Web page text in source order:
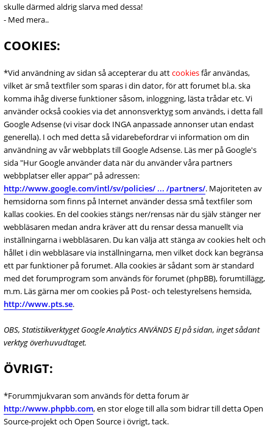
skulle därmed aldrig slarva med dessa!
- Med mera..
COOKIES:
*Vid användning av sidan så accepterar du attcookiesfår användas,
vilket är små textfiler som sparas i din dator, för att forumet bl.a. ska
komma ihåg diverse funktioner såsom, inloggning, lästa trådar etc. Vi
använder också cookies via det annonsverktyg som används, i detta fall
Google Adsense (vi visar dock INGA anpassade annonser utan endast
generella). I och med detta så vidarebefordrar vi information om din
användning av vår webbplats till Google Adsense. Läs mer på Google's
sida "Hur Google använder data när du använder våra partners
webbplatser eller appar" på adressen:
http://www.google.com/intl/sv/policies/ ... /partners/. Majoriteten av
hemsidorna som finns på Internet använder dessa små textfiler som
kallas cookies. En del cookies stängs ner/rensas när du själv stänger ner
webbläsaren medan andra kräver att du rensar dessa manuellt via
inställningarna i webbläsaren. Du kan välja att stänga av cookies helt och
hållet i din webbläsare via inställningarna, men vilket dock kan begränsa
ett par funktioner på forumet. Alla cookies är sådant som är standard
med det forumprogram som används för forumet (phpBB), forumtillägg,
m.m. Läs gärna mer om cookies på Post- och telestyrelsens hemsida,
http://www.pts.se.
OBS, Statistikverktyget Google Analytics ANVÄNDS EJ på sidan, inget sådant
verktyg överhuvudtaget.
ÖVRIGT:
*Forummjukvaran som används för detta forum är
http://www.phpbb.com, en stor eloge till alla som bidrar till detta Open
Source-projekt och Open Source i övrigt, tack.